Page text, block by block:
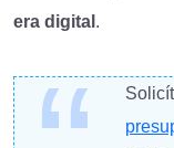
era digital .